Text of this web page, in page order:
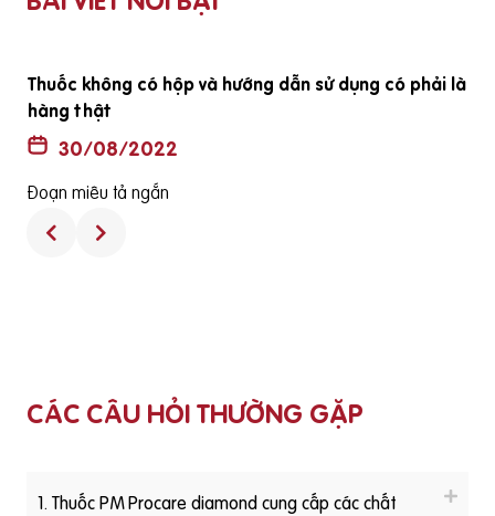
Uống mấy viên 1 ngày?
30/08/2022
CÁC CÂU HỎI THƯỜNG GẶP
1. Thuốc PM Procare diamond cung cấp các chất